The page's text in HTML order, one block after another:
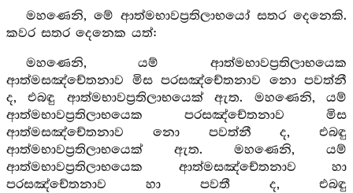
මහණෙනි, මේ ආත්මභාවප්‍රතිලාභයෝ සතර දෙනෙකි.
කවර සතර දෙනෙක යත්:
මහණෙනි, යම් ආත්මභාවප්‍රතිලාභයෙක
ආත්මසඤ්චේතනාව මිස පරසඤ්චේතනාව නො පවත්නී
ද, එබඳු ආත්මභාවප්‍රතිලාභයෙක් ඇත. මහණෙනි, යම්
ආත්මභාවප්‍රතිලාභයෙක පරසඤ්චේතනාව මිස
ආත්මසඤ්චේතනාව නො පවත්නී ද, එබඳු
ආත්මභාවප්‍රතිලාභයෙක් ඇත. මහණෙනි, යම්
ආත්මභාවප්‍රතිලාභයෙක ආත්මසඤ්චේතනාව හා
පරසඤ්චේතනාව හා පවතී ද, එබඳු